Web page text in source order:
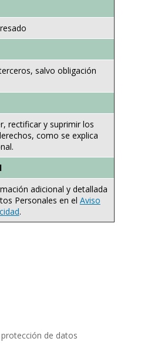
salvo obligación
rectificar y suprimir los
como se explica
adicional y detallada
Personales en el Aviso
.
de datos